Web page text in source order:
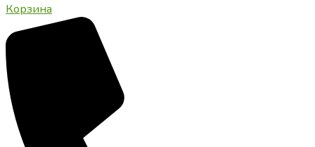
Корзина